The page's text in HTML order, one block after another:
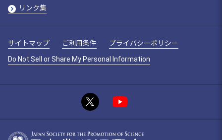
リンク集
サイトマップ ご利用条件
プライバシーポリシー
Do Not Sell or Share My Personal Information